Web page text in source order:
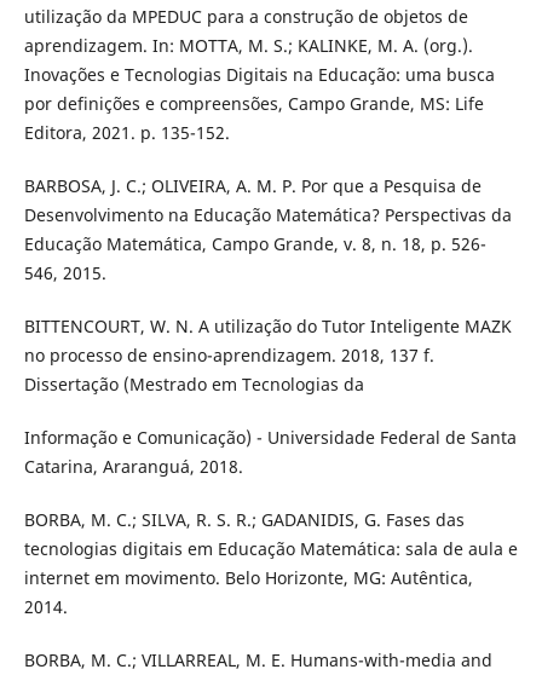
utilização da MPEDUC para a construção de objetos de
aprendizagem. In: MOTTA, M. S.; KALINKE, M. A. (org.).
Inovações e Tecnologias Digitais na Educação: uma busca
por definições e compreensões, Campo Grande, MS: Life
Editora, 2021. p. 135-152.
BARBOSA, J. C.; OLIVEIRA, A. M. P. Por que a Pesquisa de
Desenvolvimento na Educação Matemática? Perspectivas da
Educação Matemática, Campo Grande, v. 8, n. 18, p. 526-
546, 2015.
BITTENCOURT, W. N. A utilização do Tutor Inteligente MAZK
no processo de ensino-aprendizagem. 2018, 137 f.
Dissertação (Mestrado em Tecnologias da
Informação e Comunicação) - Universidade Federal de Santa
Catarina, Araranguá, 2018.
BORBA, M. C.; SILVA, R. S. R.; GADANIDIS, G. Fases das
tecnologias digitais em Educação Matemática: sala de aula e
internet em movimento. Belo Horizonte, MG: Autêntica,
2014.
BORBA, M. C.; VILLARREAL, M. E. Humans-with-media and